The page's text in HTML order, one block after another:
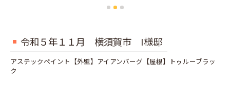
令和５年１１月 横須賀市 I様邸
アステックペイント【外壁】アイアンバーグ【屋根】トゥルーブラッ
ク